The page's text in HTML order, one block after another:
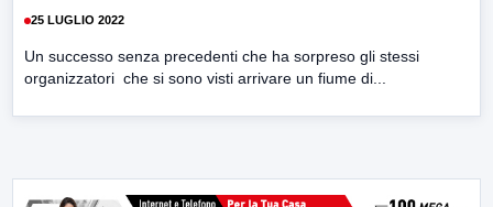
25 LUGLIO 2022
Un successo senza precedenti che ha sorpreso gli stessi
organizzatori che si sono visti arrivare un fiume di...